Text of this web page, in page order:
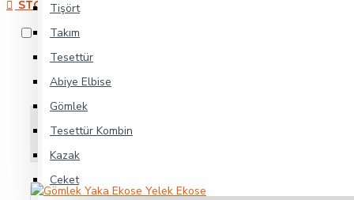
Tişört
Takım
Tesettür
Abiye Elbise
Gömlek
Tesettür Kombin
Kazak
Ceket
STOK DURUMU
Stokta Var